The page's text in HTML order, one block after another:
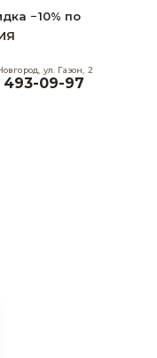
−10% по
ул. Газон, 2
493-09-97